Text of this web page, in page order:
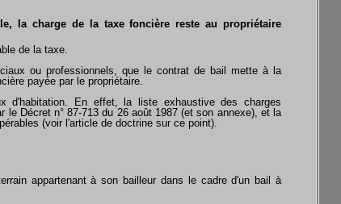
la charge de la taxe foncière reste au propriétaire
de la taxe.
ou professionnels, que le contrat de bail mette à la
payée par le propriétaire.
d'habitation. En effet, la liste exhaustive des charges
Décret n° 87-713 du 26 août 1987 (et son annexe), et la
(voir l'article de doctrine sur ce point).
appartenant à son bailleur dans le cadre d'un bail à